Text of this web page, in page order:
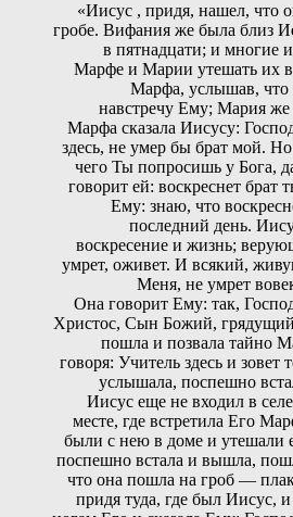
«Иисус , придя, нашел, что
гробе. Вифания же была близ
в пятнадцати; и многие
Марфе и Марии утешать их в
Марфа, услышав,
навстречу Ему; Мария же
Марфа сказала Иисусу:
здесь, не умер бы брат мой.
чего Ты попросишь у Бога,
говорит ей: воскреснет брат
Ему: знаю, что
последний день.
воскресение и жизнь;
умрет, оживет. И всякий,
Меня, не умрет
Она говорит Ему: так,
Христос, Сын Божий, грядущий
пошла и позвала тайно
говоря: Учитель здесь и зовет
услышала, поспешно
Иисус еще не входил в
месте, где встретила Его
были с нею в доме и утешали
поспешно встала и вышла,
что она пошла на гроб —
придя туда, где был Иисус,